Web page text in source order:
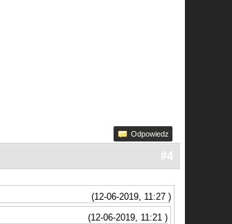
Odpowiedz
#4
(12-06-2019, 11:27 )
(12-06-2019, 11:21 )